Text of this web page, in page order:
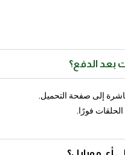
بعد الدفع؟
إلى صفحة التحميل.
فورًا.